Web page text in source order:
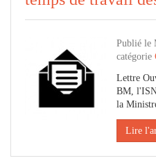
Publié le
catégorie
Lettre
BM,
la
Lire